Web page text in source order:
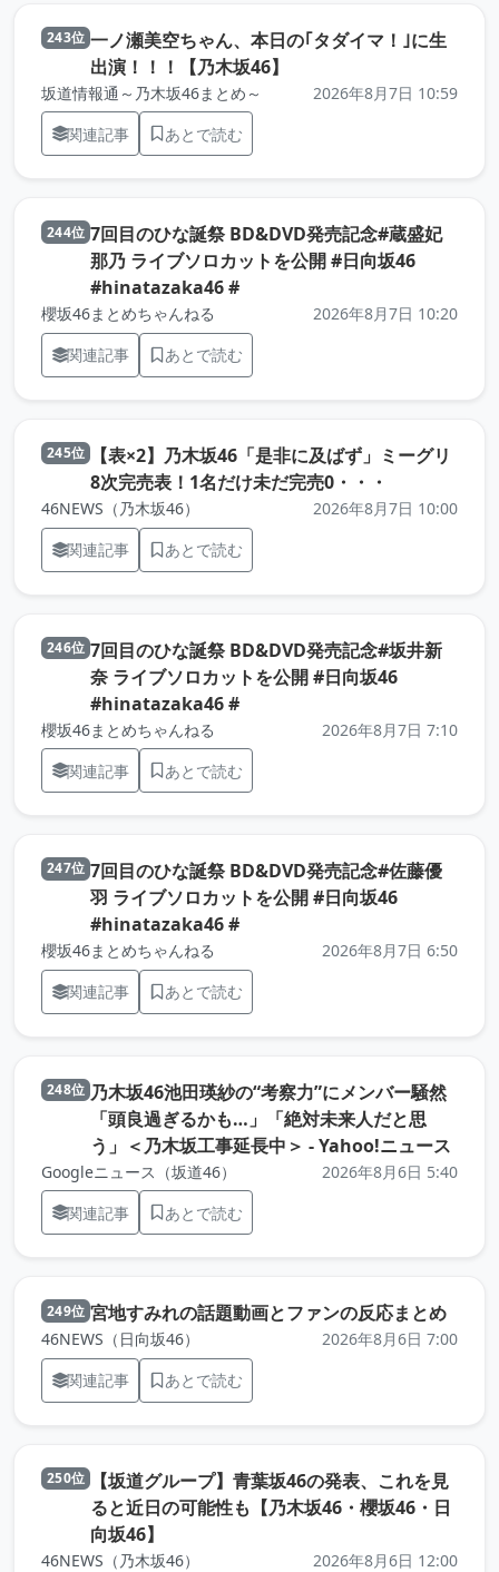
243位 一ノ瀬美空ちゃん、本日の｢タダイマ！｣に生
出演！！！【乃木坂46】
坂道情報通～乃木坂46まとめ～
2026年8月7日 10:59
関連記事
あとで読む
244位 7回目のひな誕祭 BD&DVD発売記念#蔵盛妃
那乃 ライブソロカットを公開 #日向坂46
#hinatazaka46 #（元記事を新しいタブで開きま
櫻坂46まとめちゃんねる
2026年8月7日 10:20
関連記事
あとで読む
245位
【表×2】乃木坂46「是非に及ばず」ミーグリ
8次完売表！1名だけ未だ完売0・・・
46NEWS（乃木坂46）
2026年8月7日 10:00
関連記事
あとで読む
246位 7回目のひな誕祭 BD&DVD発売記念#坂井新
奈 ライブソロカットを公開 #日向坂46
#hinatazaka46 #（元記事を新しいタブで開きま
櫻坂46まとめちゃんねる
2026年8月7日 7:10
関連記事
あとで読む
247位 7回目のひな誕祭 BD&DVD発売記念#佐藤優
羽 ライブソロカットを公開 #日向坂46
#hinatazaka46 #（元記事を新しいタブで開きま
櫻坂46まとめちゃんねる
2026年8月7日 6:50
関連記事
あとで読む
248位 乃木坂46池田瑛紗の“考察力”にメンバー騒然
「頭良過ぎるかも…」「絶対未来人だと思
う」＜乃木坂工事延長中＞ - Yahoo!ニュース
Googleニュース（坂道46）
2026年8月6日 5:40
関連記事
あとで読む
249位 宮地すみれの話題動画とファンの反応まとめ（元
46NEWS（日向坂46）
2026年8月6日 7:00
関連記事
あとで読む
250位
【坂道グループ】青葉坂46の発表、これを見
ると近日の可能性も【乃木坂46・櫻坂46・日
向坂46】
46NEWS（乃木坂46）
2026年8月6日 12:00